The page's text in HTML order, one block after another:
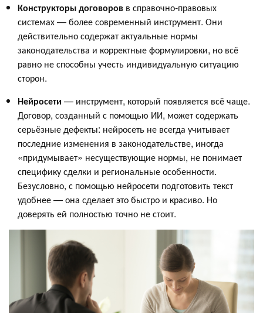
Конструкторы договоров в справочно-правовых
системах — более современный инструмент. Они
действительно содержат актуальные нормы
законодательства и корректные формулировки, но всё
равно не способны учесть индивидуальную ситуацию
сторон.
Нейросети — инструмент, который появляется всё чаще.
Договор, созданный с помощью ИИ, может содержать
серьёзные дефекты: нейросеть не всегда учитывает
последние изменения в законодательстве, иногда
«придумывает» несуществующие нормы, не понимает
специфику сделки и региональные особенности.
Безусловно, с помощью нейросети подготовить текст
удобнее — она сделает это быстро и красиво. Но
доверять ей полностью точно не стоит.